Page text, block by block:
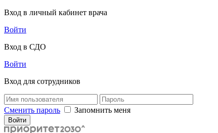
Вход в личный кабинет врача
Войти
Вход в СДО
Войти
Вход для сотрудников
Сменить пароль Запомнить меня